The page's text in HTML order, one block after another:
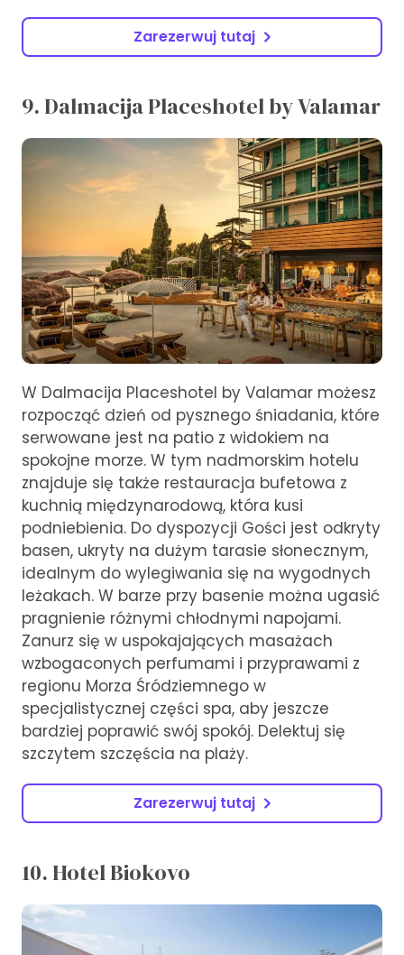
Zarezerwuj tutaj
9. Dalmacija Placeshotel by Valamar
W Dalmacija Placeshotel by Valamar możesz
rozpocząć dzień od pysznego śniadania, które
serwowane jest na patio z widokiem na
spokojne morze. W tym nadmorskim hotelu
znajduje się także restauracja bufetowa z
kuchnią międzynarodową, która kusi
podniebienia. Do dyspozycji Gości jest odkryty
basen, ukryty na dużym tarasie słonecznym,
idealnym do wylegiwania się na wygodnych
leżakach. W barze przy basenie można ugasić
pragnienie różnymi chłodnymi napojami.
Zanurz się w uspokajających masażach
wzbogaconych perfumami i przyprawami z
regionu Morza Śródziemnego w
specjalistycznej części spa, aby jeszcze
bardziej poprawić swój spokój. Delektuj się
szczytem szczęścia na plaży.
Zarezerwuj tutaj
10. Hotel Biokovo